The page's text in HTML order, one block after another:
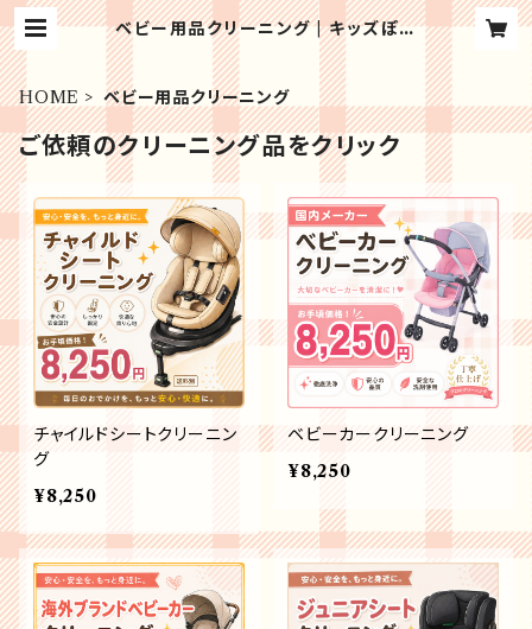
ベビー用品クリーニング | キッズぽけ
HOME ベビー用品クリーニング
ご依頼のクリーニング品をクリック
チャイルドシートクリーニン
グ
¥8,250
ベビーカークリーニング
¥8,250